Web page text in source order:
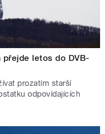
letos do DVB-
prozatím starší
odpovídajících